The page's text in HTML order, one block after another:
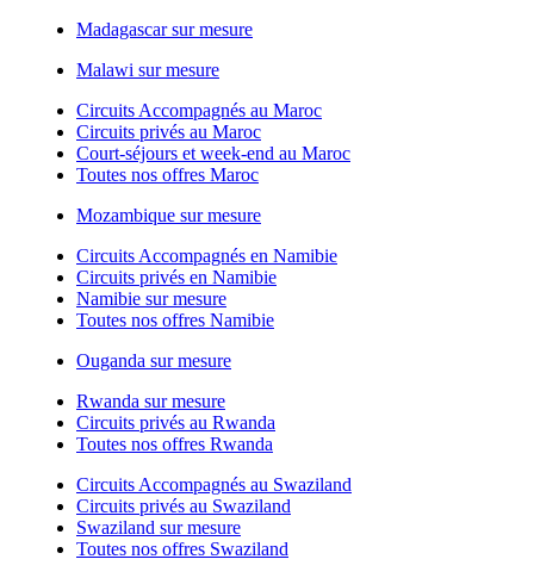
Madagascar sur mesure
Malawi sur mesure
Circuits Accompagnés au Maroc
Circuits privés au Maroc
Court-séjours et week-end au Maroc
Toutes nos offres Maroc
Mozambique sur mesure
Circuits Accompagnés en Namibie
Circuits privés en Namibie
Namibie sur mesure
Toutes nos offres Namibie
Ouganda sur mesure
Rwanda sur mesure
Circuits privés au Rwanda
Toutes nos offres Rwanda
Circuits Accompagnés au Swaziland
Circuits privés au Swaziland
Swaziland sur mesure
Toutes nos offres Swaziland